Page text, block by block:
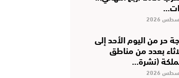
حر من اليوم الأحد إلى
بعدد من مناطق
(نشرة…